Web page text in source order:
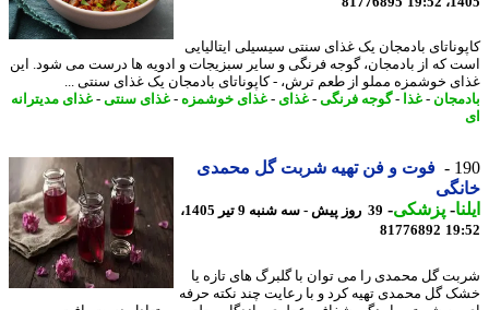
بادمجان یک غذای سنتی سیسیلی ایتالیایی
که از بادمجان، گوجه فرنگی و سایر سبزیجات و ادویه ها درست می شود. این
خوشمزه مملو از طعم ترش، - کاپوناتای بادمجان یک غذای سنتی ...
-غذا-گوجه فرنگی -غذای- غذای خوشمزه-غذای سنتی-غذای مدیترانه
فوت و فن تهیه شربت گل محمدی
-پزشکی-
39 روز پیش - سه شنبه 9 تیر 1405،
81776892
گل محمدی را می توان با گلبرگ های تازه یا
گل محمدی تهیه کرد و با رعایت چند نکته حرفه